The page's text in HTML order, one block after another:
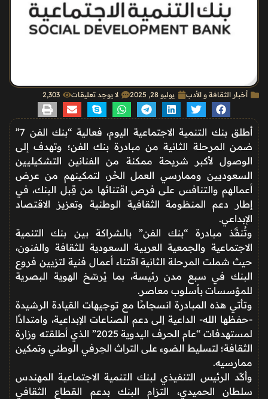
أخبار الثقافة و الأدب يوليو 28, 2025 لا يوجد تعليقات 2٬303
أطلق بنك التنمية الاجتماعية اليوم، فعالية “بنك الفن 7”
ضمن المرحلة الثانية من مبادرة بنك الفن؛ وتهدف إلى
الوصول لأكبر شريحة ممكنة من الفنانين التشكيليين
السعوديين وممارسي العمل الحُر، لتمكينهم من عرض
أعمالهم والتنافس على فرص اقتنائها من قِبل البنك، في
إطار دعم المنظومة الثقافية الوطنية وتعزيز الاقتصاد
الإبداعي.
وتُنفَّذ مبادرة “بنك الفن” بالشراكة بين بنك التنمية
الاجتماعية والجمعية العربية السعودية للثقافة والفنون،
حيث شملت المرحلة الثانية اقتناء أعمال فنية لتزيين فروع
البنك في سبع مدن رئيسة، بما يُرسّخ الهوية البصرية
للمؤسسات بأسلوب معاصر.
وتأتي هذه المبادرة انسجامًا مع توجيهات القيادة الرشيدة
-حفظها الله- الداعية إلى دعم الصناعات الإبداعية، وامتدادًا
لمستهدفات “عام الحرف اليدوية 2025” الذي أطلقته وزارة
الثقافة؛ لتسليط الضوء على التراث الحِرفي الوطني وتمكين
ممارسيه.
وأكّد الرئيس التنفيذي لبنك التنمية الاجتماعية المهندس
سلطان الحميدي، التزام البنك بدعم القطاع الثقافي